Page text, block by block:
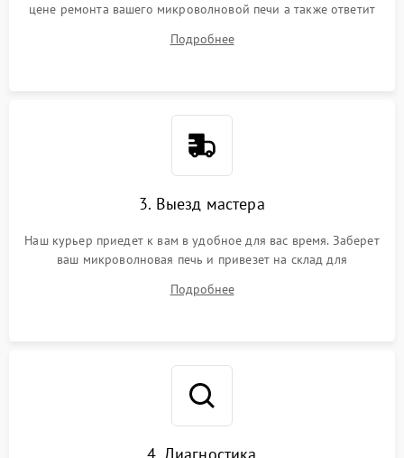
цене ремонта вашего микроволновой печи а также ответит
Подробнее
3. Выезд мастера
Наш курьер приедет к вам в удобное для вас время. Заберет
ваш микроволновая печь и привезет на склад для
Подробнее